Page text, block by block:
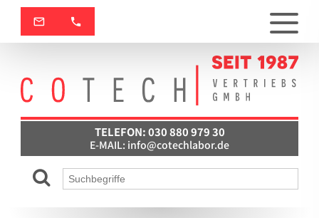
TELEFON: 030 880 979 30
E-MAIL: info@cotechlabor.de